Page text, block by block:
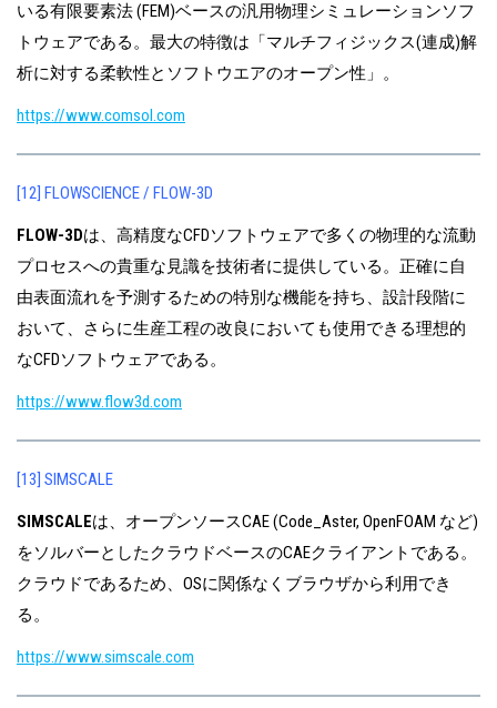
いる有限要素法 (FEM)ベースの汎用物理シミュレーションソフ
トウェアである。最大の特徴は「マルチフィジックス(連成)解
析に対する柔軟性とソフトウエアのオープン性」。
https://www.comsol.com
[12] FLOWSCIENCE / FLOW-3D
FLOW-3Dは、高精度なCFDソフトウェアで多くの物理的な流動
プロセスへの貴重な見識を技術者に提供している。正確に自
由表面流れを予測するための特別な機能を持ち、設計段階に
おいて、さらに生産工程の改良においても使用できる理想的
なCFDソフトウェアである。
https://www.flow3d.com
[13] SIMSCALE
SIMSCALEは、オープンソースCAE (Code_Aster, OpenFOAM など)
をソルバーとしたクラウドベースのCAEクライアントである。
クラウドであるため、OSに関係なくブラウザから利用でき
る。
https://www.simscale.com